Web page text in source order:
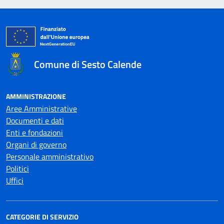
Comune di Sesto Calende
AMMINISTRAZIONE
Aree Amministrative
Documenti e dati
Enti e fondazioni
Organi di governo
Personale amministrativo
Politici
Uffici
CATEGORIE DI SERVIZIO